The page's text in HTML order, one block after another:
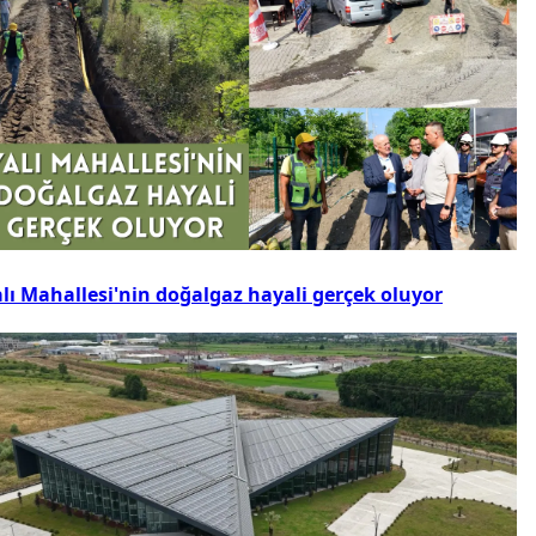
Mahallesi'nin doğalgaz hayali gerçek oluyor